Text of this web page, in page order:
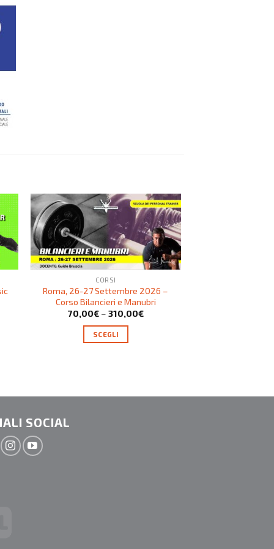
CORSI
Roma, 26-27 Settembre 2026 –
Corso Bilancieri e Manubri
70,00€– 310,00€
SCEGLI
SOCIAL